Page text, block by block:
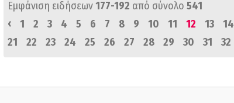
Εμφάνιση ειδήσεων177-192 από σύνολο 541
‹
1 2 3 4 5 6 7 8 9 10 11 12 13 14
21
22 23 24 25 26 27 28 29 30 31 32